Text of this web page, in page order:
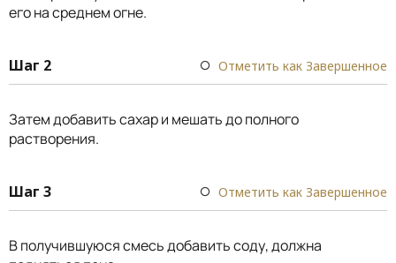
его на среднем огне.
Шаг 2 Отметить как Завершенное
Затем добавить сахар и мешать до полного
растворения.
Шаг 3 Отметить как Завершенное
В получившуюся смесь добавить соду, должна